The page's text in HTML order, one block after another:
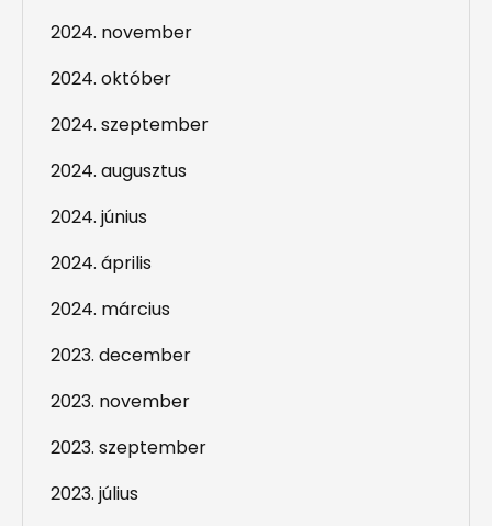
2024. november
2024. október
2024. szeptember
2024. augusztus
2024. június
2024. április
2024. március
2023. december
2023. november
2023. szeptember
2023. július